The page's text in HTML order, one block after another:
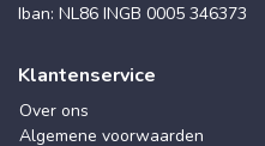
Iban: NL86 INGB 0005 346373
Klantenservice
Over ons
Algemene voorwaarden